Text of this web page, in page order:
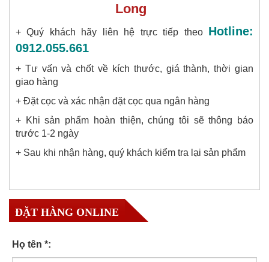
Long
+ Quý khách hãy liên hệ trực tiếp theo Hotline:
0912.055.661
+ Tư vấn và chốt về kích thước, giá thành, thời gian
giao hàng
+ Đặt cọc và xác nhận đặt cọc qua ngân hàng
+ Khi sản phẩm hoàn thiện, chúng tôi sẽ thông báo
trước 1-2 ngày
+ Sau khi nhận hàng, quý khách kiểm tra lại sản phẩm
ĐẶT HÀNG ONLINE
Họ tên *: